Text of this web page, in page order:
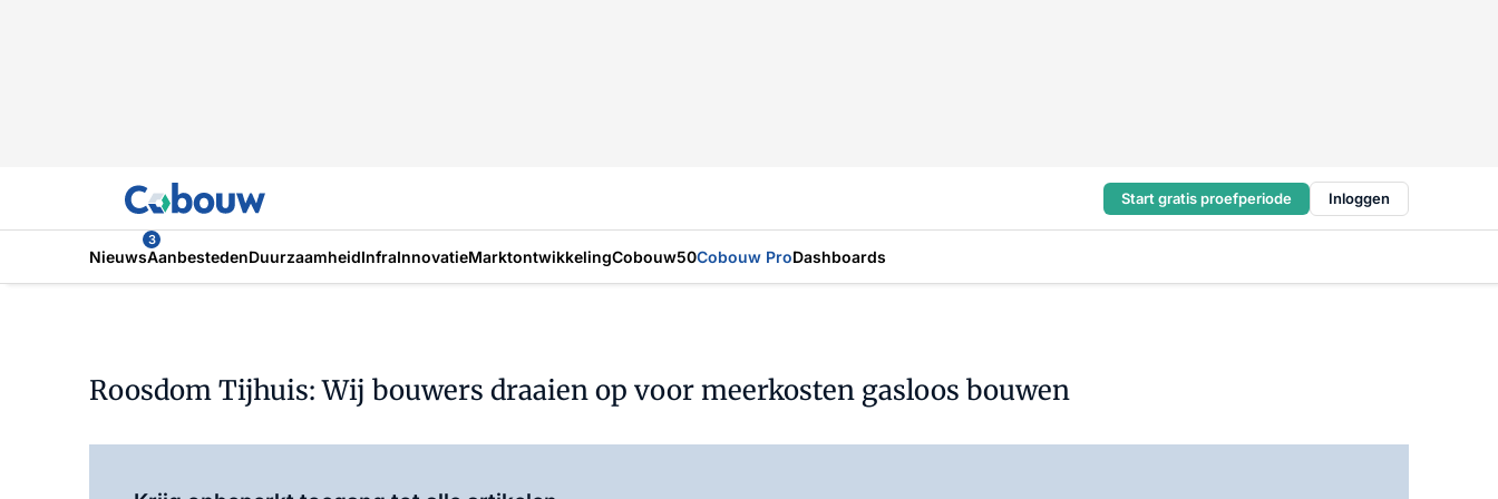
Start gratis proefperiode Inloggen
Nieuws
3
AanbestedenDuurzaamheidInfraInnovatieMarktontwikkelingCobouw50Cobouw ProDashboards
Roosdom Tijhuis: Wij bouwers draaien op voor meerkosten gasloos bouwen